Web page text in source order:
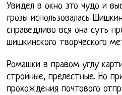
Увидел в окно это чудо и
грозы использовалась
справедливо вся она суть
шишкинского творческого
Ромашки в правом углу
стройные, прелестные. Но
прохождения почтового